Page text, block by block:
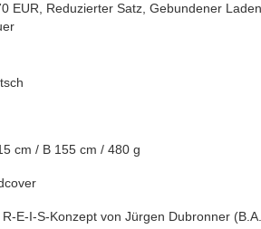
EUR Reduzierter Satz Gebundener
cm / B 155 cm / 480 g
R-E-I-S-Konzept von Jürgen Dubronner